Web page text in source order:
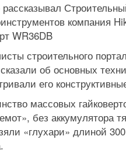
рассказывал
компания
WR36DB
строительного
об основных
его
массовых
без аккумулятора
«глухари» длиной